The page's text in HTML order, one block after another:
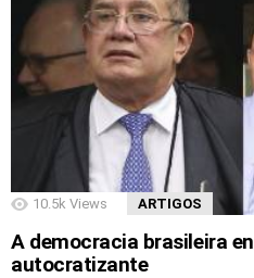
10.5k Views ARTIGOS
A democracia brasileira
autocratizante